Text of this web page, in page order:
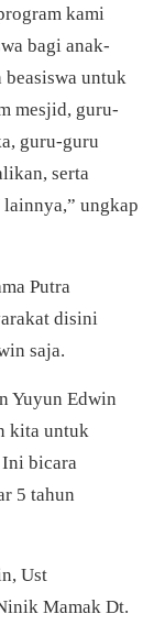
kami
bagi anak-
beasiswa untuk
mesjid, guru-
guru-guru
serta
ungkap
Putra
disini
saja.
Yuyun Edwin
kita untuk
bicara
5 tahun
Ust
Mamak Dt.